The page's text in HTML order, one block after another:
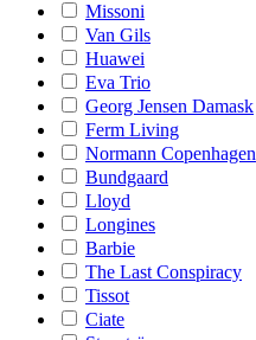
Missoni
Van Gils
Huawei
Eva Trio
Georg Jensen Damask
Ferm Living
Normann Copenhagen
Bundgaard
Lloyd
Longines
Barbie
The Last Conspiracy
Tissot
Ciate